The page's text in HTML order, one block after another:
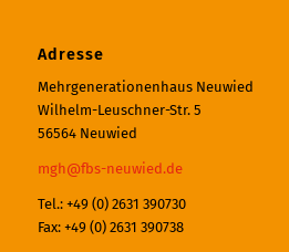
Adresse
Mehrgenerationenhaus Neuwied
Wilhelm-Leuschner-Str. 5
56564 Neuwied
mgh@fbs-neuwied.de
Tel.: +49 (0) 2631 390730
Fax: +49 (0) 2631 390738